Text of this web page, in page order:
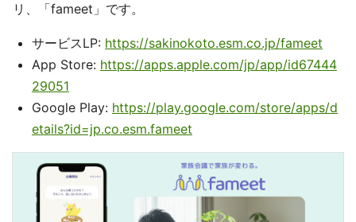
リ、「fameet」です。
サービスLP: https://sakinokoto.esm.co.jp/fameet
App Store: https://apps.apple.com/jp/app/id67444
29051
Google Play: https://play.google.com/store/apps/d
etails?id=jp.co.esm.fameet